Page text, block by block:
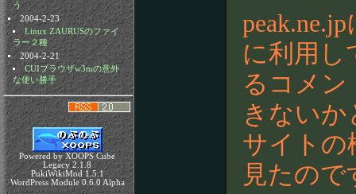
う
2004-2-23
Linux ZAURUSのファイ
ラー２種
2004-2-21
CUIブラウザw3mの意外
な使い勝手
Powered by XOOPS Cube
Legacy 2.1.8
PukiWikiMod 1.5.1
WordPress Module 0.6.0 Alpha
に利用し
るコメン
きない
サイトの
見たの